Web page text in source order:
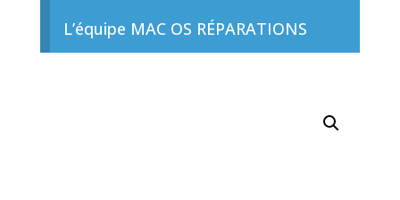
L’équipe MAC OS RÉPARATIONS